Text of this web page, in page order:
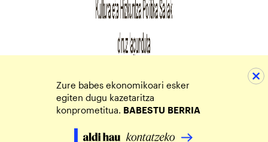
Zure babes ekonomikoari esker
egiten dugu kazetaritza
konprometitua. BABESTU BERRIA